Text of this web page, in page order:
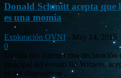
Donald Schmitt acepta que
es una momia
Exploración OVNI - May 14, 2015
0
Circula por internet una
principal del evento Be Witness,
en las diapositivas...